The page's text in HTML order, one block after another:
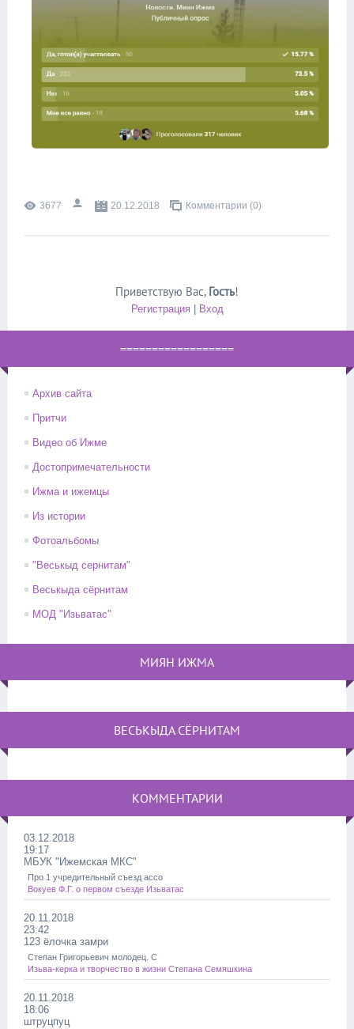
3677 20.12.2018 Комментарии (0)
Приветствую Вас, Гость!
Регистрация| Вход
==================
Архив сайта
Притчи
Видео об Ижме
Достопримечательности
Ижма и ижемцы
Из истории
Фотоальбомы
"Веськыд сернитам"
Веськыда сёрнитам
МОД "Изьватас"
МИЯН ИЖМА
ВЕСЬКЫДА СЁРНИТАМ
КОММЕНТАРИИ
03.12.2018
19:17
МБУК "Ижемская МКС"
Про 1 учредительный съезд ассо
Вокуев Ф.Г. о первом съезде Изьватас
20.11.2018
23:42
123 ёлочка замри
Степан Григорьевич молодец. С
Изьва-керка и творчество в жизни Степана Семяшкина
20.11.2018
18:06
штруцпуц